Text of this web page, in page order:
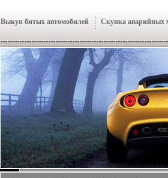
Выкуп битых автомобилей Скупка аварийных